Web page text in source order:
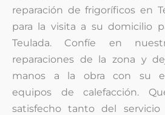
reparación de frigoríficos en
para la visita a su domicilio
Teulada. Confíe en
reparaciones de la zona y
manos a la obra con su
equipos de calefacción.
satisfecho tanto del